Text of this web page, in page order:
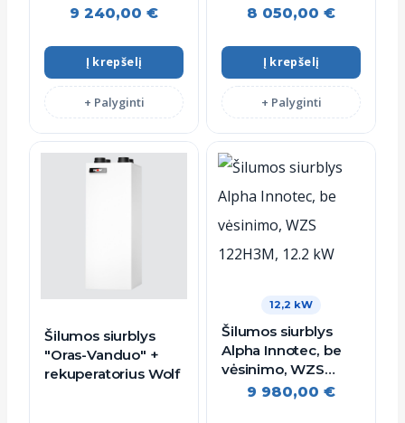
82H3M, 7.7 kW
9 240,00 €
Į krepšelį
+ Palyginti
42H3M, 4.7 kW
8 050,00 €
Į krepšelį
+ Palyginti
Šilumos siurblys
"Oras-Vanduo" +
rekuperatorius Wolf
12,2 kW
Šilumos siurblys
Alpha Innotec, be
vėsinimo, WZS
122H3M, 12.2 kW
9 980,00 €